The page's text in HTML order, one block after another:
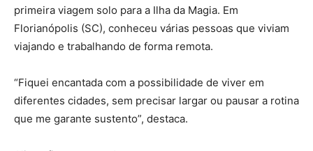
primeira viagem solo para a Ilha da Magia. Em
Florianópolis (SC), conheceu várias pessoas que viviam
viajando e trabalhando de forma remota.
“Fiquei encantada com a possibilidade de viver em
diferentes cidades, sem precisar largar ou pausar a rotina
que me garante sustento”, destaca.